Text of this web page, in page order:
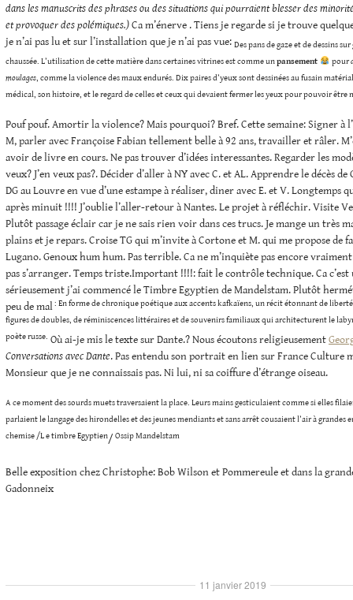
dans les manuscrits des phrases ou des situations qui pourraient blesser des
et provoquer des polémiques.)Ca m’énerve . Tiens je regarde si je trouve
je n’ai pas lu et sur l’installation que je n’ai pas vue: Des pans de gaze et de dessins
chaussée. L’utilisation de cette matière dans certaines vitrines est comme unpansement pour
moulages, comme la violence des maux endurés. Dix paires d’yeux sont dessinées au fusain
médical, son histoire, et le regard de celles et ceux qui devaient fermer les yeux pour pouvoir être
Pouf pouf. Amortir la violence? Mais pourquoi? Bref. Cette semaine: Signer à
M, parler avec Françoise Fabian tellement belle à 92 ans, travailler et râler.
avoir de livre en cours. Ne pas trouver d’idées interessantes. Regarder les
veux? J’en veux pas?. Décider d’aller à NY avec C. et AL. Apprendre le décès de
DG au Louvre en vue d’une estampe à réaliser, diner avec E. et V. Longtemps
après minuit !!!! J’oublie l’aller-retour à Nantes. Le projet à réfléchir. Visite
Plutôt passage éclair car je ne sais rien voir dans ces trucs. Je mange un très
plains et je repars. Croise TG qui m’invite à Cortone et M. qui me propose de
Lugano. Genoux hum hum. Pas terrible. Ca ne m’inquiète pas encore vraiment
pas s’arranger. Temps triste.Important !!!!: fait le contrôle technique. Ca c’est
sérieusement j’ai commencé le Timbre Egyptien de Mandelstam. Plutôt
peu de mal: En forme de chronique poétique aux accents kafkaïens, un récit étonnant de
figures de doubles, de réminiscences littéraires et de souvenirs familiaux qui architecturent le
poète russe. Où ai-je mis le texte sur Dante.? Nous écoutons religieusement
Conversations avec Dante. Pas entendu son portrait en lien sur France Culture
Monsieur que je ne connaissais pas. Ni lui, ni sa coiffure d’étrange oiseau.
A ce moment des sourds muets traversaient la place. Leurs mains gesticulaient comme si elles
parlaient le langage des hirondelles et des jeunes mendiants et sans arrêt cousaient l’air à grandes
chemise /L e timbre Egyptien/ Ossip Mandelstam
Belle exposition chez Christophe: Bob Wilson et Pommereule et dans la
Gadonneix
11 janvier 2019